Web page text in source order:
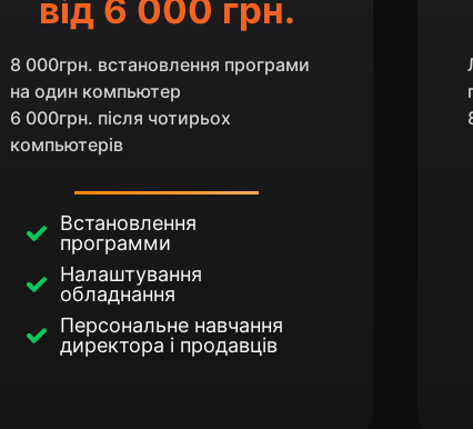
від 6 000 грн.
8 000грн. встановлення програми
на один компьютер
6 000грн. після чотирьох
компьютерів
Встановлення
программи
Налаштування
обладнання
Персональне навчання
директора і продавців